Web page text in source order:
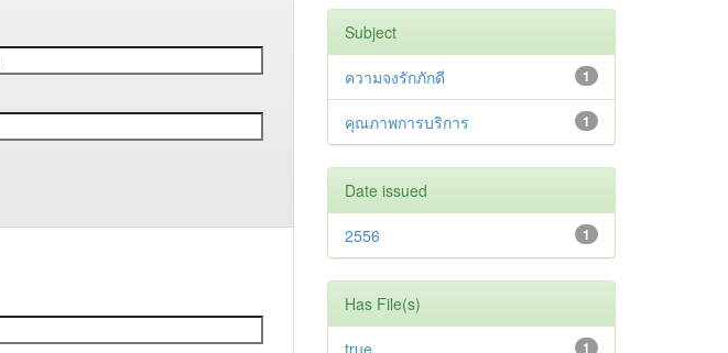
Subject
1
ความจงรักภักดี
1
คุณภาพการบริการ
Date issued
1
2556
Has File(s)
1